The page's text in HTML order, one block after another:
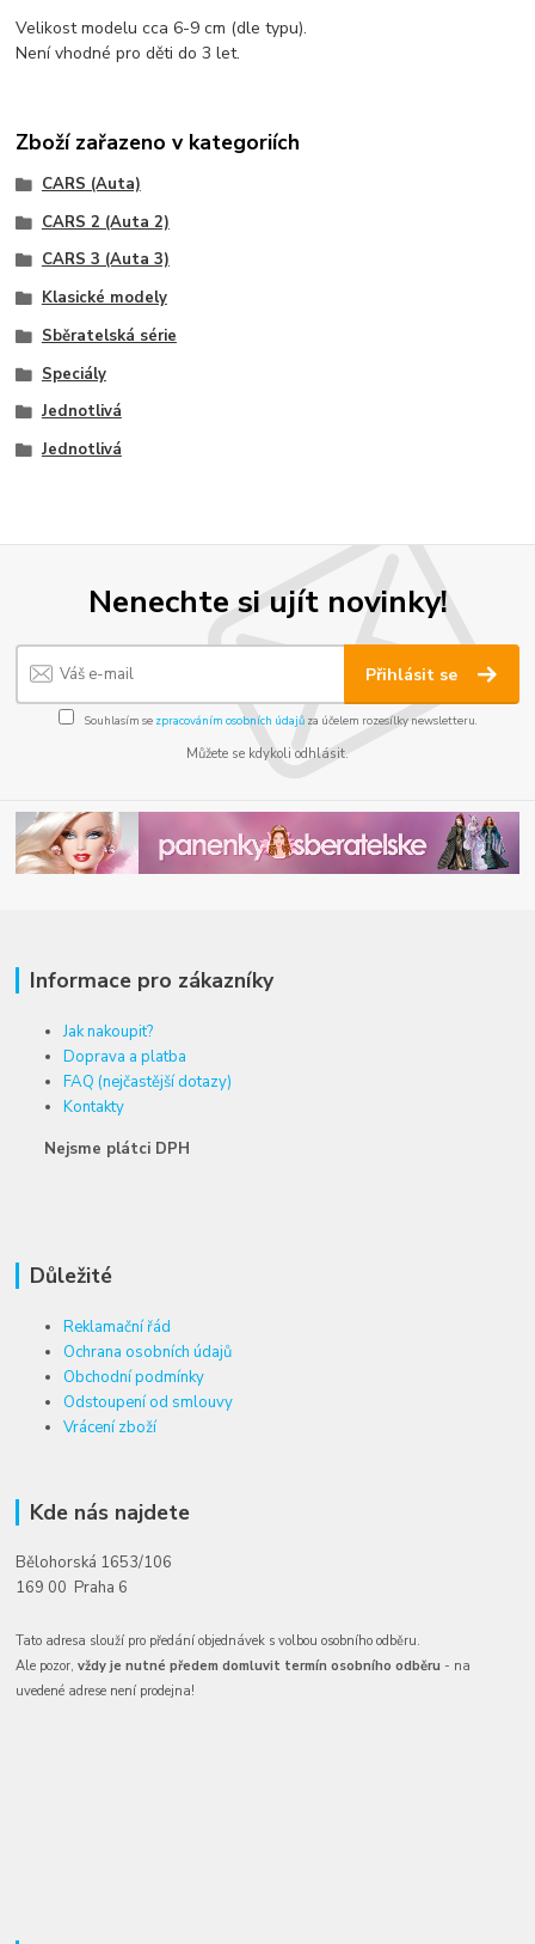
Velikost modelu cca 6-9 cm (dle typu).
Není vhodné pro děti do 3 let.
Zboží zařazeno v kategoriích
CARS (Auta)
CARS 2 (Auta 2)
CARS 3 (Auta 3)
Klasické modely
Sběratelská série
Speciály
Jednotlivá
Jednotlivá
Nenechte si ujít novinky!
Přihlásit se
Souhlasím se zpracováním osobních údajůza účelem rozesílky newsletteru.
Můžete se kdykoli odhlásit.
Informace pro zákazníky
Jak nakoupit?
Doprava a platba
FAQ (nejčastější dotazy)
Kontakty
Nejsme plátci DPH
Důležité
Reklamační řád
Ochrana osobních údajů
Obchodní podmínky
Odstoupení od smlouvy
Vrácení zboží
Kde nás najdete
Bělohorská 1653/106
169 00 Praha 6
Tato adresa slouží pro předání objednávek s volbou osobního odběru.
Ale pozor,vždy je nutné předem domluvit termín osobního odběru - na
uvedené adrese není prodejna!